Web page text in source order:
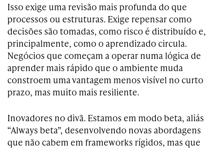
Isso exige uma revisão mais profunda do que
processos ou estruturas. Exige repensar como
decisões são tomadas, como risco é distribuído e,
principalmente, como o aprendizado circula.
Negócios que começam a operar numa lógica de
aprender mais rápido que o ambiente muda
constroem uma vantagem menos visível no curto
prazo, mas muito mais resiliente.
Inovadores no divã. Estamos em modo beta, aliás
“Always beta”, desenvolvendo novas abordagens
que não cabem em frameworks rígidos, mas que